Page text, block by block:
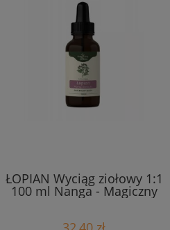
ŁOPIAN Wyciąg ziołowy 1:1
100 ml Nanga - Magiczny
Ogród